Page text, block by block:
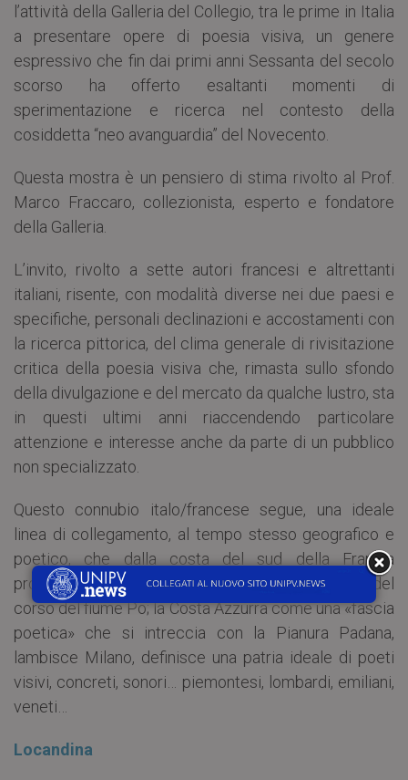
l’attività della Galleria del Collegio, tra le prime in Italia
a presentare opere di poesia visiva, un genere
espressivo che fin dai primi anni Sessanta del secolo
scorso ha offerto esaltanti momenti di
sperimentazione e ricerca nel contesto della
cosiddetta “neo avanguardia” del Novecento.
Questa mostra è un pensiero di stima rivolto al Prof.
Marco Fraccaro, collezionista, esperto e fondatore
della Galleria.
L’invito, rivolto a sette autori francesi e altrettanti
italiani, risente, con modalità diverse nei due paesi e
specifiche, personali declinazioni e accostamenti con
la ricerca pittorica, del clima generale di rivisitazione
critica della poesia visiva che, rimasta sullo sfondo
della divulgazione e del mercato da qualche lustro, sta
in questi ultimi anni riaccendendo particolare
attenzione e interesse anche da parte di un pubblico
non specializzato.
Questo connubio italo/francese segue, una ideale
linea di collegamento, al tempo stesso geografico e
poetico, che dalla costa del sud della Francia
prosegue e continua lungo la frastagliata sinuosità del
corso del fiume Po; la Costa Azzurra come una «fascia
poetica» che si intreccia con la Pianura Padana,
lambisce Milano, definisce una patria ideale di poeti
visivi, concreti, sonori… piemontesi, lombardi, emiliani,
veneti…
Locandina